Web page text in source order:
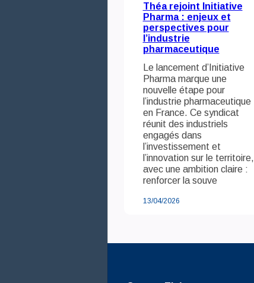
Théa rejoint Initiative
Pharma : enjeux et
perspectives pour
l’industrie
pharmaceutique
Le lancement d’Initiative
Pharma marque une
nouvelle étape pour
l’industrie pharmaceutique
en France. Ce syndicat
réunit des industriels
engagés dans
l’investissement et
l’innovation sur le territoire,
avec une ambition claire :
renforcer la souve
13/04/2026